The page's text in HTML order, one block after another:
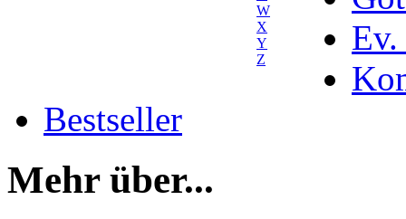
W
X
Y
Z
Ev.
Bestseller
Mehr über...